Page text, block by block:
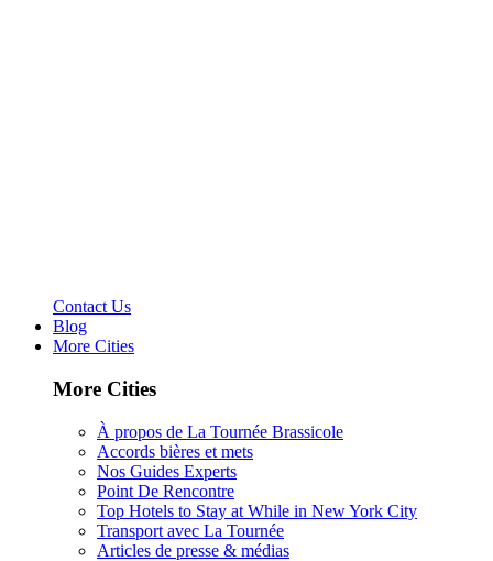
Contact Us
Blog
More Cities
More Cities
À propos de La Tournée Brassicole
Accords bières et mets
Nos Guides Experts
Point De Rencontre
Top Hotels to Stay at While in New York City
Transport avec La Tournée
Articles de presse & médias